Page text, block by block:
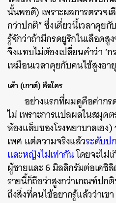
นั้นพอดี) เพราะผลการตรวจ
กว่าปกติ” ซึ่งเดี๋ยวนี้เวลาคุย
รู้จักว่าถ้ามีกรดยูริกในเลือดสู
จึงแทบไม่ต้องเปลี่ยนคำว่า ‘ก
เหมือนเวลาคุยกับคนไข้สูงอา
เค้า (เกาต์) คือใคร
อย่างแรกที่ผมดูคือค่ากร
ไม่ เพราะการแปลผลในสมุ
ห้องแล็บของโรงพยาบาลเอ
เพศ แต่ความจริงแล้วระดับป
และหญิงไม่เท่ากันโดยจะไม่
ผู้ชายและ 6 มิลลิกรัมต่อเดซิ
รายนี้ก็ถือว่าสูงกว่าเกณฑ์ปก
ถึงสิ่งที่คนไข้อยากรู้แล้วว่าเขา